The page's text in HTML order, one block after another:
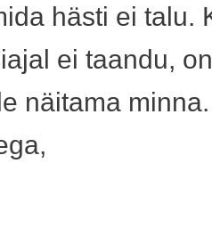
hästi ei talu.
ei taandu,
näitama minna.